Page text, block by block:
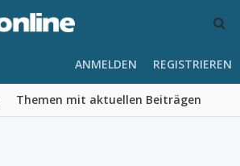
Themen mit aktuellen Beiträgen
ANMELDEN REGISTRIEREN